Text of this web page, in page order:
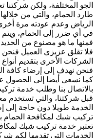
الجو المختلفة، ولكن
طارد الحمام، والتي من
الرياض وعدم عودته مرة
في أي ضرر إلى الحمام،
فمنها ما هو مصنوع من
فلا تقلق عزيزي العميل فنحن
الشركات الأخرى بتقديم
فنحن نهدف إلى إرضاء كافة
كما نسعى أيضا إلى الحصول على
بالاتصال بنا وطلب خدمة
قبل شركتنا، والتي تستخدم
الخدمة طويلا دون حاجة إلى
تركيب شبك لمكافحة الحمام
تعتبر خدمة تركيب شبك
الخدمات التي تقدمها لكم